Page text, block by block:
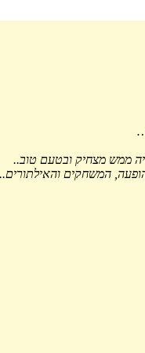
ממש מצחיק ובטעם טוב..
המשחקים והאילתורים..